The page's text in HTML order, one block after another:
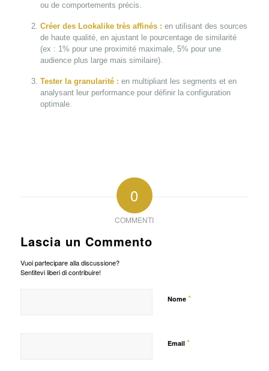
ou de comportements précis.
Créer des Lookalike très affinés : en utilisant des sources
de haute qualité, en ajustant le pourcentage de similarité
(ex : 1% pour une proximité maximale, 5% pour une
audience plus large mais similaire).
Tester la granularité : en multipliant les segments et en
analysant leur performance pour définir la configuration
optimale.
0
COMMENTI
Lascia un Commento
Vuoi partecipare alla discussione?
Sentitevi liberi di contribuire!
Nome *
Email *